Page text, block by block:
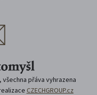
všechna přáva vyhrazena
CZECHGROUP.cz